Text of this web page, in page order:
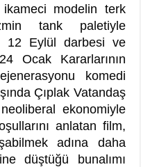
ikameci modelin terk
tank paletiyle
12 Eylül darbesi ve
Ocak Kararlarının
komedi
Çıplak Vatandaş
ekonomiyle
anlatan film,
adına daha
düştüğü bunalımı